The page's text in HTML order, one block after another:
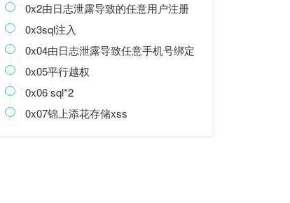
 0x2由日志泄露导致的任意用户注册
 0x3sql注入
 0x04由日志泄露导致任意手机号绑定
 0x05平行越权
 0x06 sql*2
 0x07锦上添花存储xss